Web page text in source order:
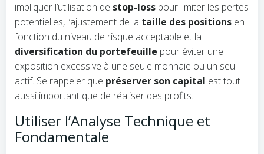
impliquer l’utilisation de stop-loss pour limiter les pertes
potentielles, l’ajustement de la taille des positions en
fonction du niveau de risque acceptable et la
diversification du portefeuille pour éviter une
exposition excessive à une seule monnaie ou un seul
actif. Se rappeler que préserver son capital est tout
aussi important que de réaliser des profits.
Utiliser l’Analyse Technique et
Fondamentale